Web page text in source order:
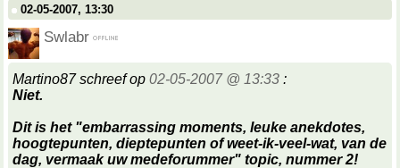
02-05-2007, 13:30
Swlabr
Martino87 schreef op 02-05-2007 @ 13:33 :
Niet.
Dit is het "embarrassing moments, leuke anekdotes,
hoogtepunten, dieptepunten of weet-ik-veel-wat, van de
dag, vermaak uw medeforummer" topic, nummer 2!